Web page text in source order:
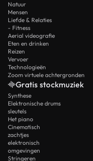
Natuur
Mensen
Liefde & Relaties
- Fitness
Aerial videografie
Eten en drinken
Reizen
Vervoer
Technologieën
Zoom virtuele achtergronden
Gratis stockmuziek
Synthese
Elektronische drums
sleutels
Het piano
Cinematisch
zachtjes
elektronisch
omgevingen
Stringeren